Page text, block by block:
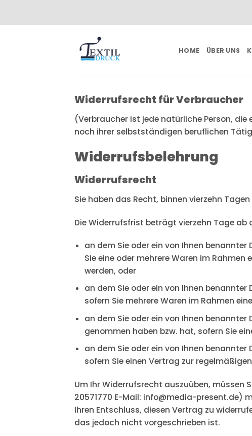
HOME ÜBER UNS
Widerrufsrecht für Verbraucher
(Verbraucher ist jede natürliche Person,
noch ihrer selbstständigen beruflichen
Widerrufsbelehrung
Widerrufsrecht
Sie haben das Recht, binnen vierzehn
Die Widerrufsfrist beträgt vierzehn Tage ab
an dem Sie oder ein von Ihnen
Sie eine oder mehrere Waren im
werden, oder
an dem Sie oder ein von Ihnen
sofern Sie mehrere Waren im Rahmen
an dem Sie oder ein von Ihnen
genommen haben bzw. hat, sofern Sie
an dem Sie oder ein von Ihnen
sofern Sie einen Vertrag zur
Um Ihr Widerrufsrecht auszuüben, müssen
20571770 E-Mail: info@media-present.de)
Ihren Entschluss, diesen Vertrag zu
das jedoch nicht vorgeschrieben ist.